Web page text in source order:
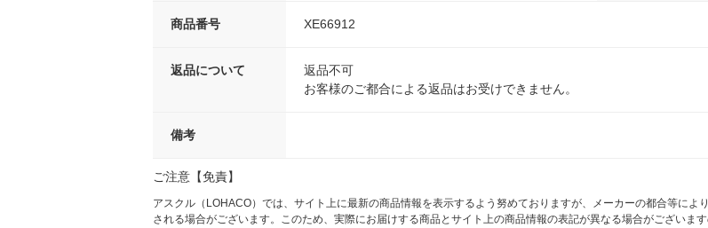
商品番号 XE66912
返品について
返品不可
お客様のご都合による返品はお受けできません。
備考
ご注意【免責】
アスクル（LOHACO）では、サイト上に最新の商品情報を表示するよう努めておりますが、メーカーの都合等に
される場合がございます。このため、実際にお届けする商品とサイト上の商品情報の表記が異なる場合がございま